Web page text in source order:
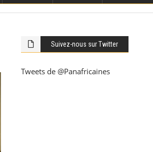
Suivez-nous sur Twitter
Tweets de @Panafricaines